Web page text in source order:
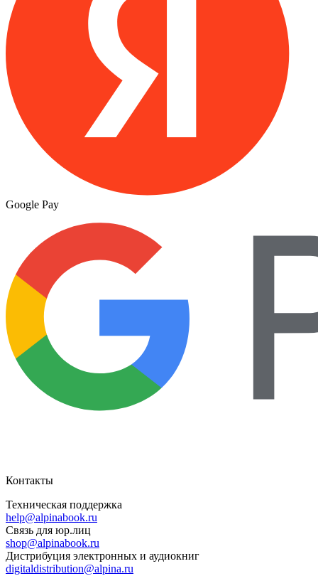
Google Pay
Контакты
Техническая поддержка
help@alpinabook.ru
Связь для юр.лиц
shop@alpinabook.ru
Дистрибуция электронных и аудиокниг
digitaldistribution@alpina.ru